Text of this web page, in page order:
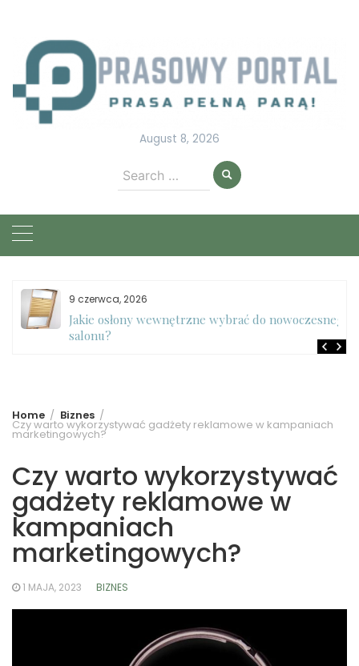
content
August 8, 2026
Search
for:
9 czerwca, 2026
Jakie osłony wewnętrzne wybrać do nowoczesnego
salonu?
Home Biznes
Czy warto wykorzystywać gadżety reklamowe w kampaniach
marketingowych?
Czy warto wykorzystywać
gadżety reklamowe w
kampaniach
marketingowych?
1 MAJA, 2023 BIZNES